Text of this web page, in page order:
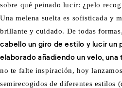
sobre qué peinado lucir: ¿pelo
Una melena suelta es sofisticada y
brillante y cuidado. De todas
cabello un giro de estilo y lucir un
elaborado añadiendo un velo, una
no te falte inspiración, hoy
semirecogidos de diferentes estilos